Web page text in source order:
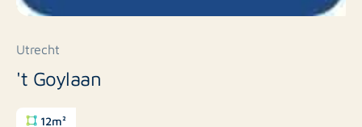
Utrecht
't Goylaan
12m²